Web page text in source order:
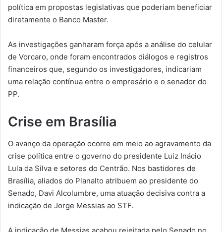
política em propostas legislativas que poderiam beneficiar
diretamente o Banco Master.
As investigações ganharam força após a análise do celular
de Vorcaro, onde foram encontrados diálogos e registros
financeiros que, segundo os investigadores, indicariam
uma relação contínua entre o empresário e o senador do
PP.
Crise em Brasília
O avanço da operação ocorre em meio ao agravamento da
crise política entre o governo do presidente Luiz Inácio
Lula da Silva e setores do Centrão. Nos bastidores de
Brasília, aliados do Planalto atribuem ao presidente do
Senado, Davi Alcolumbre, uma atuação decisiva contra a
indicação de Jorge Messias ao STF.